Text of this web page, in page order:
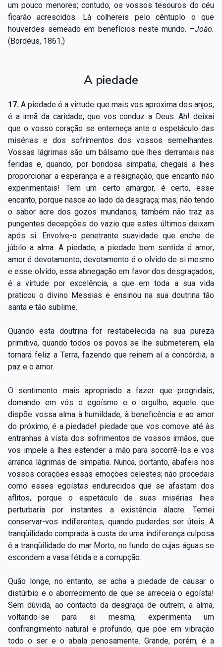
um pouco menores; contudo, os vossos tesouros do céu
ficarão acrescidos. Lá colhereis pelo cêntuplo o que
houverdes semeado em benefícios neste mundo. –João.
(Bordéus, 1861.)
A piedade
17.A piedade é a virtude que mais vos aproxima dos anjos;
é a irmã da caridade, que vos conduz a Deus. Ah! deixai
que o vosso coração se enterneça ante o espetáculo das
misérias e dos sofrimentos dos vossos semelhantes.
Vossas lágrimas são um bálsamo que lhes derramais nas
feridas e, quando, por bondosa simpatia, chegais a lhes
proporcionar a esperança e a resignação, que encanto não
experimentais! Tem um certo amargor, é certo, esse
encanto, porque nasce ao lado da desgraça; mas, não tendo
o sabor acre dos gozos mundanos, também não traz as
pungentes decepções do vazio que estes últimos deixam
após si. Envolve-o penetrante suavidade que enche de
júbilo a alma. A piedade, a piedade bem sentida é amor;
amor é devotamento; devotamento é o olvido de si mesmo
e esse olvido, essa abnegação em favor dos desgraçados,
é a virtude por excelência, a que em toda a sua vida
praticou o divino Messias e ensinou na sua doutrina tão
santa e tão sublime.
Quando esta doutrina for restabelecida na sua pureza
primitiva, quando todos os povos se lhe submeterem, ela
tornará feliz a Terra, fazendo que reinem aí a concórdia, a
paz e o amor.
O sentimento mais apropriado a fazer que progridais,
domando em vós o egoísmo e o orgulho, aquele que
dispõe vossa alma à humildade, à beneficência e ao amor
do próximo, é a piedade! piedade que vos comove até às
entranhas à vista dos sofrimentos de vossos irmãos, que
vos impele a lhes estender a mão para socorrê-los e vos
arranca lágrimas de simpatia. Nunca, portanto, abafeis nos
vossos corações essas emoções celestes; não procedais
como esses egoístas endurecidos que se afastam dos
aflitos, porque o espetáculo de suas misérias lhes
perturbaria por instantes a existência álacre. Temei
conservar-vos indiferentes, quando puderdes ser úteis. A
tranqüilidade comprada à custa de uma indiferença culposa
é a tranqüilidade do mar Morto, no fundo de cujas águas se
escondem a vasa fétida e a corrupção.
Quão longe, no entanto, se acha a piedade de causar o
distúrbio e o aborrecimento de que se arreceia o egoísta!
Sem dúvida, ao contacto da desgraça de outrem, a alma,
voltando-se para si mesma, experimenta um
confrangimento natural e profundo, que põe em vibração
todo o ser e o abala penosamente. Grande, porém, é a